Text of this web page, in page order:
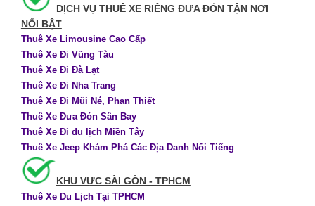
DỊCH VỤ THUÊ XE RIÊNG ĐƯA ĐÓN TẬN NƠI
NỔI BẬT
Thuê Xe Limousine Cao Cấp
Thuê Xe Đi Vũng Tàu
Thuê Xe Đi Đà Lạt
Thuê Xe Đi Nha Trang
Thuê Xe Đi Mũi Né, Phan Thiết
Thuê Xe Đưa Đón Sân Bay
Thuê Xe Đi du lịch Miền Tây
Thuê Xe Jeep Khám Phá Các Địa Danh Nổi Tiếng
KHU VỰC SÀI GÒN - TPHCM
Thuê Xe Du Lịch Tại TPHCM